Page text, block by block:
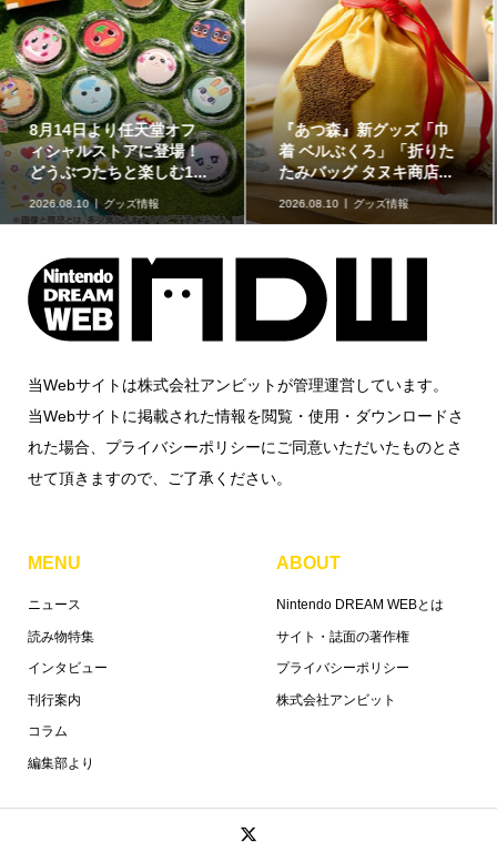
イラストが特徴的な『ス
ーパーマリオブラザー
ズ』のフロート【kikai...
2026.08.09
kikaiのマリオグッズ
ミュージアム
原作再現がスゴい「ギャ
ラクシーコート」の細部
に注目！元ネタも合わ...
2026.08.09 企画記事
当Webサイトは株式会社アンビットが管理運営しています。
当Webサイトに掲載された情報を閲覧・使用・ダウンロードさ
れた場合、プライバシーポリシーにご同意いただいたものとさ
せて頂きますので、ご了承ください。
MENU
ニュース
読み物特集
インタビュー
刊行案内
コラム
編集部より
ABOUT
Nintendo DREAM WEBとは
サイト・誌面の著作権
プライバシーポリシー
株式会社アンビット